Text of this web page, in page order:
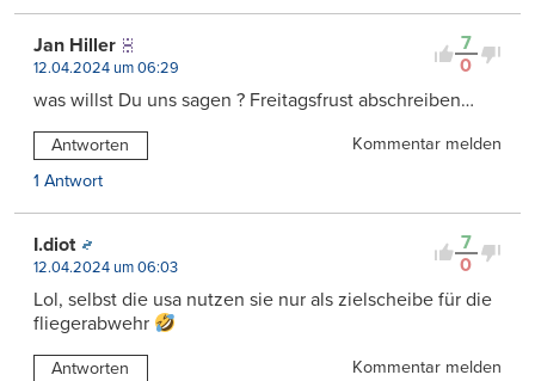
7
0
Jan Hiller
12.04.2024 um 06:29
was willst Du uns sagen ? Freitagsfrust abschreiben…
Antworten
Kommentar melden
1 Antwort
7
0
I.diot
12.04.2024 um 06:03
Lol, selbst die usa nutzen sie nur als zielscheibe für die
fliegerabwehr
Antworten
Kommentar melden